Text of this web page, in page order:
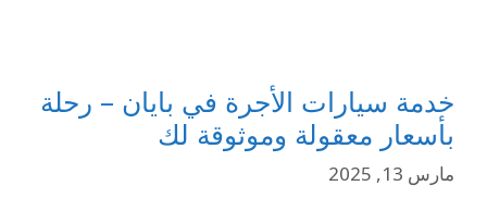
خدمة سيارات الأجرة في بايان – رحلة
بأسعار معقولة وموثوقة لك
مارس 13, 2025